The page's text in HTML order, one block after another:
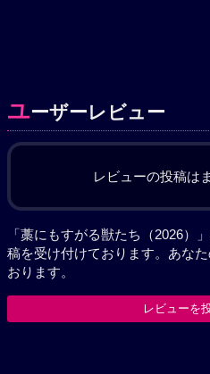
ユーザーレビュー
レビューの投稿は
「藁にもすがる獣たち（2026）
稿を受け付けております。あな
おります。
レビューを